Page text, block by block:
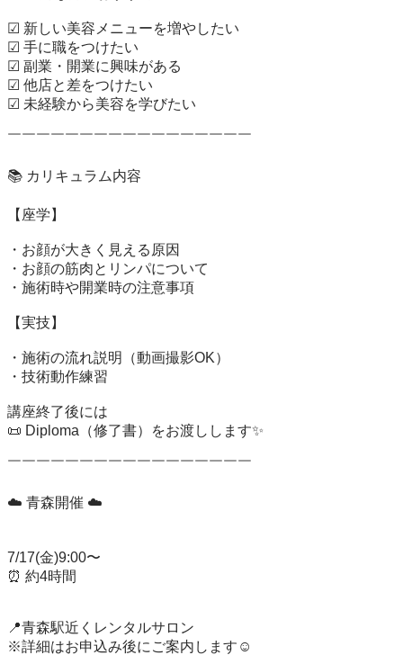
☑ 新しい美容メニューを増やしたい
☑ 手に職をつけたい
☑ 副業・開業に興味がある
☑ 他店と差をつけたい
☑ 未経験から美容を学びたい
￣￣￣￣￣￣￣￣￣￣￣￣￣￣￣￣￣
📚 カリキュラム内容
【座学】
・お顔が大きく見える原因
・お顔の筋肉とリンパについて
・施術時や開業時の注意事項
【実技】
・施術の流れ説明（動画撮影OK）
・技術動作練習
講座終了後には
📜 Diploma（修了書）をお渡しします✨
￣￣￣￣￣￣￣￣￣￣￣￣￣￣￣￣￣
☁️ 青森開催 ☁️
7/17(金)9:00〜
⏰ 約4時間
📍青森駅近くレンタルサロン
※詳細はお申込み後にご案内します☺️